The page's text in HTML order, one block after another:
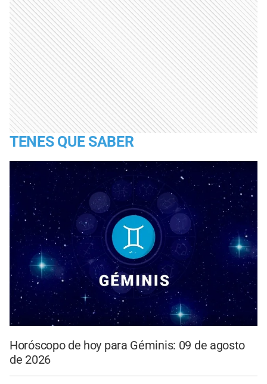
TENES QUE SABER
Horóscopo de hoy para Géminis: 09 de agosto
de 2026